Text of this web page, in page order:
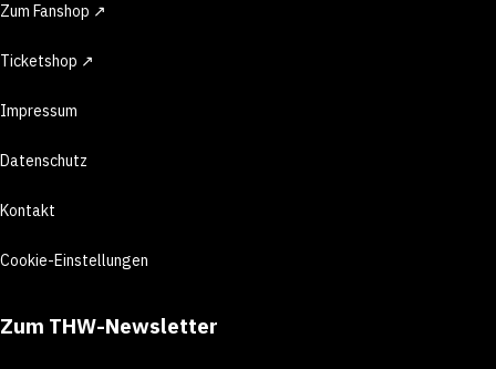
Zum Fanshop ↗
Ticketshop ↗
Impressum
Datenschutz
Kontakt
Cookie-Einstellungen
Zum THW-Newsletter